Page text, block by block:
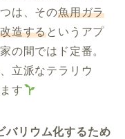
は、その魚用ガラ
造するというアプ
の間ではド定番。
立派なテラリウ
す
リウム化するため